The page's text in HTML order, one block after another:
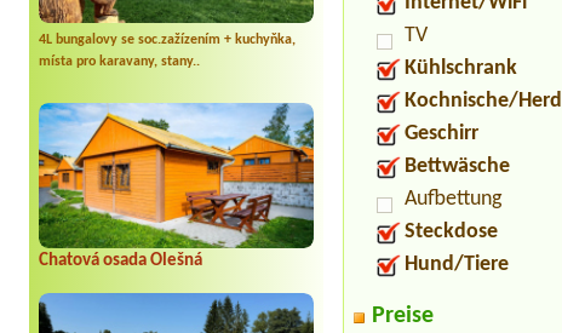
4L bungalovy se soc.zažízením + kuchyňka,
místa pro karavany, stany..
Chatová osada Olešná
TV
Kühlschrank
Kochnische/Herd
Geschirr
Bettwäsche
Aufbettung
Steckdose
Hund/Tiere
Preise